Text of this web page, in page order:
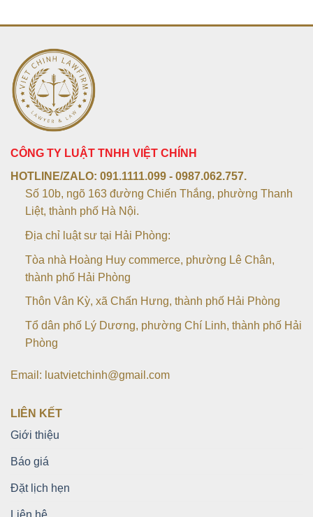
CÔNG TY LUẬT TNHH VIỆT CHÍNH
HOTLINE/ZALO: 091.1111.099 - 0987.062.757.
Số 10b, ngõ 163 đường Chiến Thắng, phường Thanh
Liệt, thành phố Hà Nội.
Địa chỉ luật sư tại Hải Phòng:
Tòa nhà Hoàng Huy commerce, phường Lê Chân,
thành phố Hải Phòng
Thôn Vân Kỳ, xã Chấn Hưng, thành phố Hải Phòng
Tổ dân phố Lý Dương, phường Chí Linh, thành phố Hải
Phòng
Email: luatvietchinh@gmail.com
LIÊN KẾT
Giới thiệu
Báo giá
Đặt lịch hẹn
Liên hệ